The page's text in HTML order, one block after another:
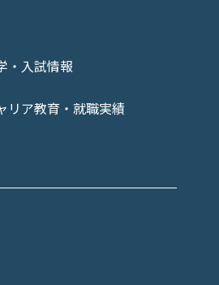
・入試情報
リア教育・就職実績